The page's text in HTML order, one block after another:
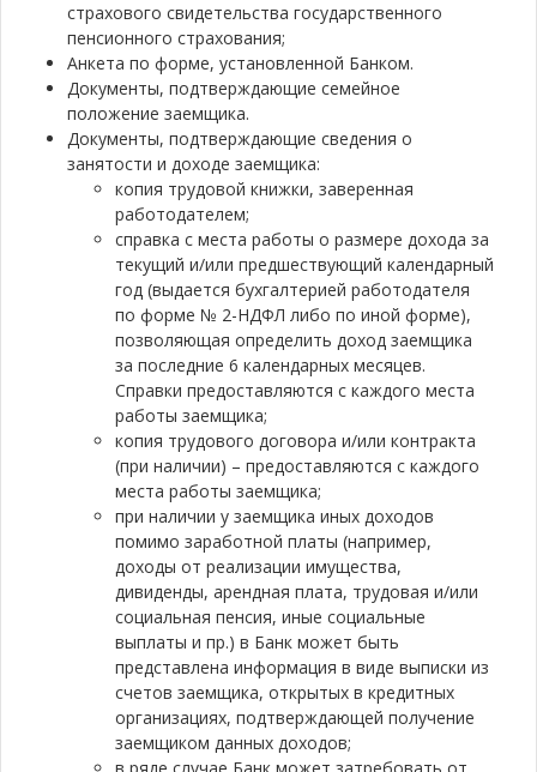
страхового свидетельства государственного
пенсионного страхования;
Анкета по форме, установленной Банком.
Документы, подтверждающие семейное
положение заемщика.
Документы, подтверждающие сведения о
занятости и доходе заемщика:
копия трудовой книжки, заверенная
работодателем;
справка с места работы о размере дохода за
текущий и/или предшествующий календарный
год (выдается бухгалтерией работодателя
по форме № 2-НДФЛ либо по иной форме),
позволяющая определить доход заемщика
за последние 6 календарных месяцев.
Справки предоставляются с каждого места
работы заемщика;
копия трудового договора и/или контракта
(при наличии) – предоставляются с каждого
места работы заемщика;
при наличии у заемщика иных доходов
помимо заработной платы (например,
доходы от реализации имущества,
дивиденды, арендная плата, трудовая и/или
социальная пенсия, иные социальные
выплаты и пр.) в Банк может быть
представлена информация в виде выписки из
счетов заемщика, открытых в кредитных
организациях, подтверждающей получение
заемщиком данных доходов;